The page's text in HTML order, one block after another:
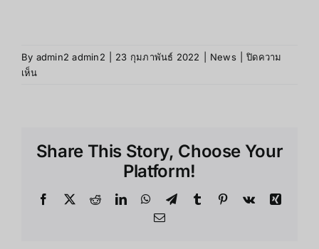
By admin2 admin2 23 กุมภาพันธ์ 2022 News
ปิดความ
เห็นบน
เป็น
เกม
Share This Story, Choose Your
Platform!
Facebook
X RedditLinkedInWhatsApp
TelegramTumblr Pinterest
Vk
Xing
Email